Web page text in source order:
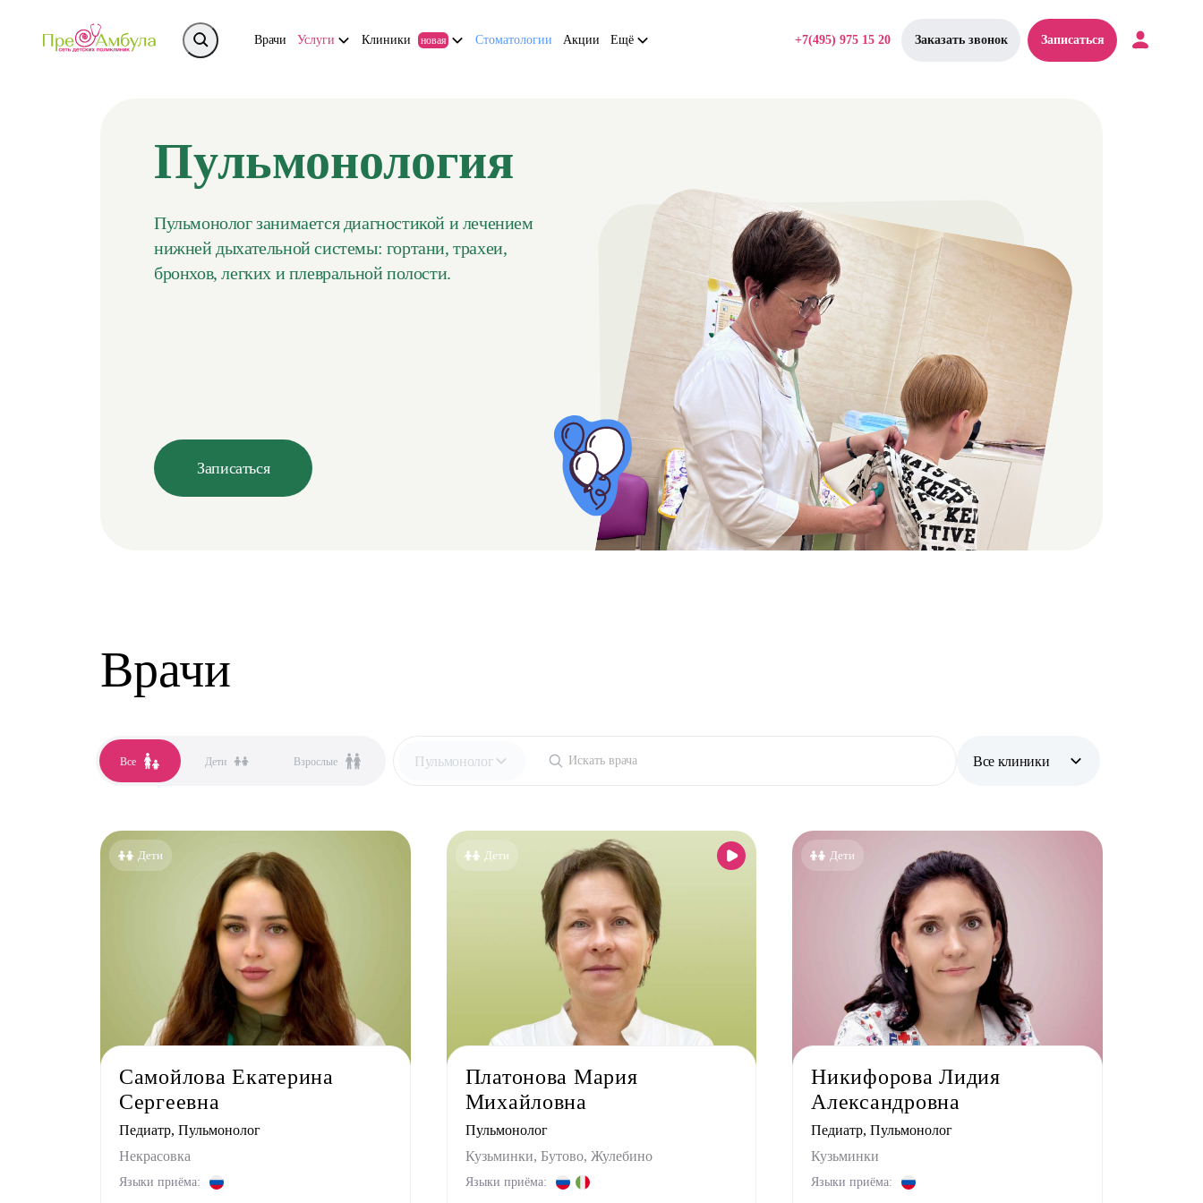
Врачи Услуги Клиники новая Стоматологии Акции Ещё +7(495) 975 15 20 Заказать звонок Записаться
Пульмонология
Пульмонолог занимается диагностикой и лечением
нижней дыхательной системы: гортани, трахеи,
бронхов, легких и плевральной полости.
Записаться
Врачи
Все Дети Взрослые Пульмонолог
Аллерголог-иммунолог
Мануальный терапевт
Невролог
Ортопед
Остеопат
Все клиники
Кузьминки
Некрасовка
Дети
Самойлова Екатерина
Сергеевна
Педиатр, Пульмонолог
Некрасовка
Языки приёма:
Дети
Платонова Мария
Михайловна
Пульмонолог
Кузьминки, Бутово, Жулебино
Языки приёма:
Дети
Никифорова Лидия
Александровна
Педиатр, Пульмонолог
Кузьминки
Языки приёма: